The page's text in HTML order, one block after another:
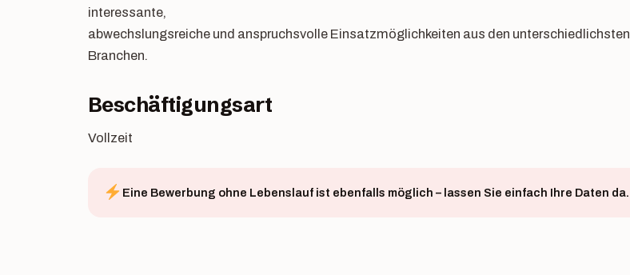
interessante,
abwechslungsreiche und anspruchsvolle Einsatzmöglichkeiten aus den unterschiedlichsten
Branchen.
Beschäftigungsart
Vollzeit
Eine Bewerbung ohne Lebenslauf ist ebenfalls möglich – lassen Sie einfach Ihre Daten da.